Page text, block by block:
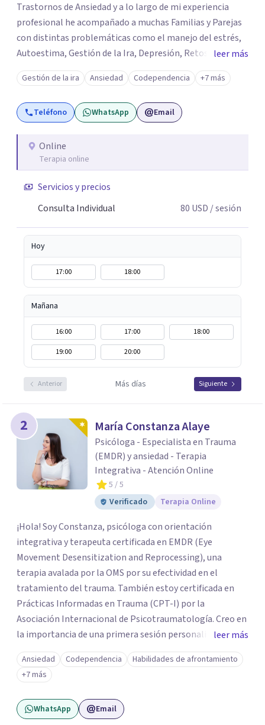
Trastornos de Ansiedad y a lo largo de mi experiencia
profesional he acompañado a muchas Familias y Parejas
con distintas problemáticas como el manejo del estrés,
Autoestima, Gestión de la Ira, Depresión, Retos en la
Crianza, Codependencia, Celos, entre otros. Cuento con
más de 12 años de experiencia en el área de la Salud
mental y he trabajado en distintos contextos clínicos con
niños, Adolescentes y Adultos
leer más
Gestión de la ira Ansiedad Codependencia +7 más
Teléfono WhatsApp Email
Online
Terapia online
Servicios y precios
Consulta Individual
80 USD / sesión
Hoy
17:00 18:00
Mañana
16:00 17:00
18:00
19:00
20:00
Anterior Más días Siguiente
2 María Constanza Alaye
Psicóloga - Especialista en Trauma
(EMDR) y ansiedad - Terapia
Integrativa - Atención Online
5 / 5
Verificado
Terapia Online
¡Hola! Soy Constanza, psicóloga con orientación
integrativa y terapeuta certificada en EMDR (Eye
Movement Desensitization and Reprocessing), una
terapia avalada por la OMS por su efectividad en el
tratamiento del trauma. También estoy certificada en
Prácticas Informadas en Trauma (CPT-I) por la
Asociación Internacional de Psicotraumatología. Creo en
la importancia de una primera sesión personalizada,
donde puedas contarme qué te trae por aquí, conocer mi
forma de trabajar y ver si te sentís cómodo con mi estilo.
El vínculo terapéutico es clave: necesitamos sentirnos
seguros para poder sanar. Trabajo desde una mirada
integradora, con perspectiva de género, sensibilidad al
leer más
Ansiedad Codependencia
Habilidades de afrontamiento
+7 más
WhatsApp Email